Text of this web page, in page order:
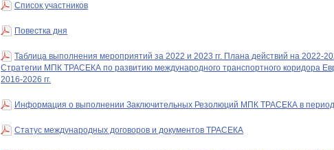
Cписок участников
Повестка дня
Таблица выполнения мероприятий за 2022 и 2023 гг. Плана действий на 2022-
Стратегии МПК ТРАСЕКА по развитию международного транспортного коридора
2016-2026 гг.
Информация о выполнении Заключительных Резолюций МПК ТРАСЕКА в период
Статус международных договоров и документов ТРАСЕКА